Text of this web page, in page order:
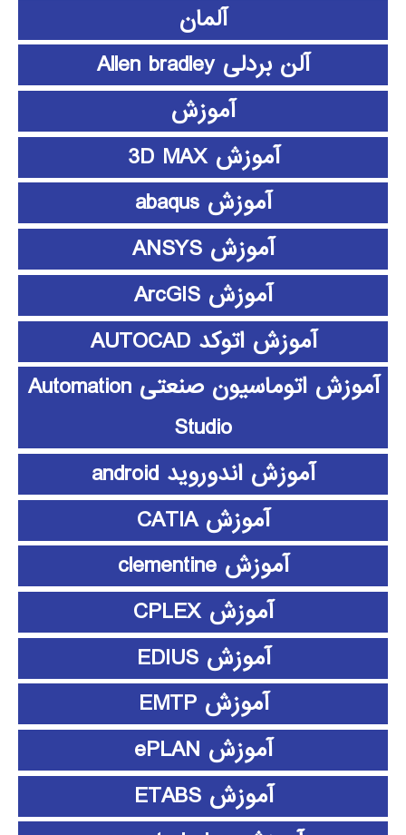
آلمان
آلن بردلی Allen bradley
آموزش
آموزش 3D MAX
آموزش abaqus
آموزش ANSYS
آموزش ArcGIS
آموزش اتوکد AUTOCAD
آموزش اتوماسیون صنعتی Automation
Studio
آموزش اندوروید android
آموزش CATIA
آموزش clementine
آموزش CPLEX
آموزش EDIUS
آموزش EMTP
آموزش ePLAN
آموزش ETABS